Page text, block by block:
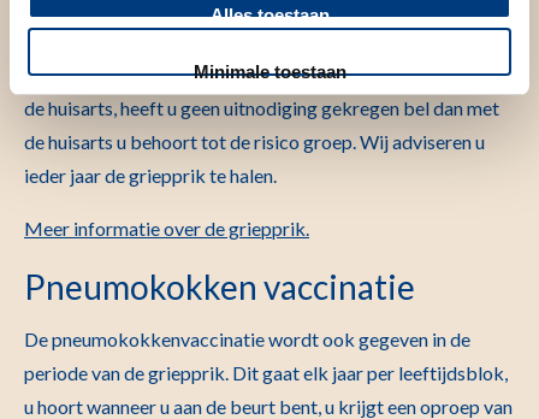
Alles toestaan
Minimale toestaan
Griep vaccinatie
In oktober krijgt u een uitnodiging voor een griepprik van
de huisarts, heeft u geen uitnodiging gekregen bel dan met
de huisarts u behoort tot de risico groep. Wij adviseren u
ieder jaar de griepprik te halen.
Meer informatie over de griepprik.
Pneumokokken vaccinatie
De pneumokokkenvaccinatie wordt ook gegeven in de
periode van de griepprik. Dit gaat elk jaar per leeftijdsblok,
u hoort wanneer u aan de beurt bent, u krijgt een oproep van